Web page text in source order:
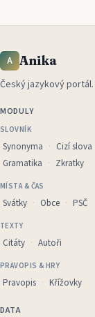
A Anika
Český jazykový portál.
MODULY
SLOVNÍK
Synonyma Cizí slova
Gramatika
Zkratky
MÍSTA & ČAS
Svátky Obce PSČ
TEXTY
Citáty Autoři
PRAVOPIS & HRY
Pravopis Křížovky
DATA